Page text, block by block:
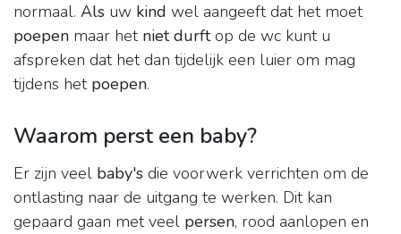
normaal. Als uw kind wel aangeeft dat het moet
poepen maar het niet durftop de wc kunt u
afspreken dat het dan tijdelijk een luier om mag
tijdens het poepen.
Waarom perst een baby?
Er zijn veel baby's die voorwerk verrichten om de
ontlasting naar de uitgang te werken. Dit kan
gepaard gaan met veel persen, rood aanlopen en